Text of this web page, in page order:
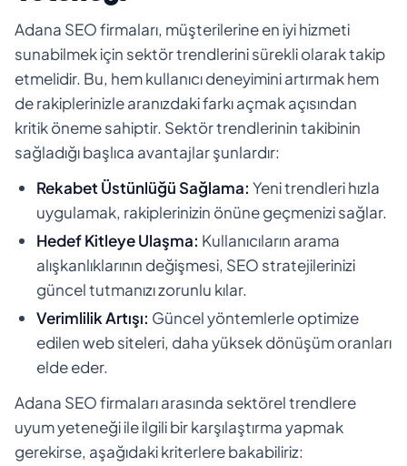
Adana SEO firmaları, müşterilerine en iyi hizmeti
sunabilmek için sektör trendlerini sürekli olarak takip
etmelidir. Bu, hem kullanıcı deneyimini artırmak hem
de rakiplerinizle aranızdaki farkı açmak açısından
kritik öneme sahiptir. Sektör trendlerinin takibinin
sağladığı başlıca avantajlar şunlardır:
Rekabet Üstünlüğü Sağlama: Yeni trendleri hızla
uygulamak, rakiplerinizin önüne geçmenizi sağlar.
Hedef Kitleye Ulaşma: Kullanıcıların arama
alışkanlıklarının değişmesi, SEO stratejilerinizi
güncel tutmanızı zorunlu kılar.
Verimlilik Artışı: Güncel yöntemlerle optimize
edilen web siteleri, daha yüksek dönüşüm oranları
elde eder.
Adana SEO firmaları arasında sektörel trendlere
uyum yeteneği ile ilgili bir karşılaştırma yapmak
gerekirse, aşağıdaki kriterlere bakabiliriz: